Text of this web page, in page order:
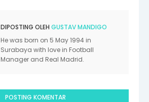
DIPOSTING OLEH GUSTAV MANDIGO
He was born on 5 May 1994 in
Surabaya with love in Football
Manager and Real Madrid.
POSTING KOMENTAR